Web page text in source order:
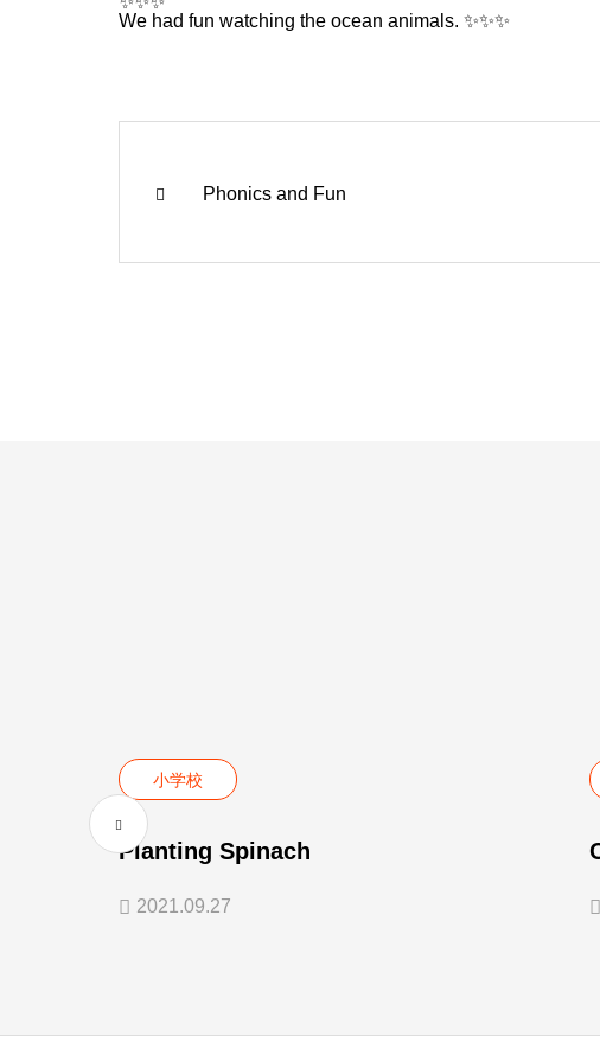
We had fun watching the ocean animals. ✨✨✨
Phonics and Fun
小学校
Planting Spinach
2021.09.27